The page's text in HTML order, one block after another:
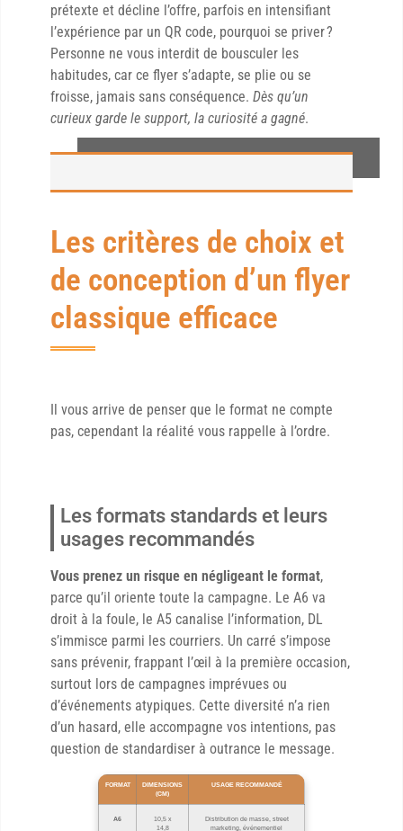
prétexte et décline l’offre, parfois en intensifiant
l’expérience par un QR code, pourquoi se priver ?
Personne ne vous interdit de bousculer les
habitudes, car ce flyer s’adapte, se plie ou se
froisse, jamais sans conséquence. Dès qu’un
curieux garde le support, la curiosité a gagné.
Les critères de choix et
de conception d’un flyer
classique efficace
Il vous arrive de penser que le format ne compte
pas, cependant la réalité vous rappelle à l’ordre.
Les formats standards et leurs
usages recommandés
Vous prenez un risque en négligeant le format,
parce qu’il oriente toute la campagne. Le A6 va
droit à la foule, le A5 canalise l’information, DL
s’immisce parmi les courriers. Un carré s’impose
sans prévenir, frappant l’œil à la première occasion,
surtout lors de campagnes imprévues ou
d’événements atypiques. Cette diversité n’a rien
d’un hasard, elle accompagne vos intentions, pas
question de standardiser à outrance le message.
FORMAT
DIMENSIONS
(CM)
USAGE RECOMMANDÉ
A6
10,5 x
14,8
Distribution de masse, street
marketing, événementiel